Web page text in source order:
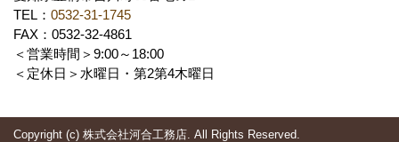
TEL： 0532-31-1745
FAX：0532-32-4861
＜営業時間＞9:00～18:00
＜定休日＞水曜日・第2第4木曜日
Copyright (c) 株式会社河合工務店. All Rights Reserved.